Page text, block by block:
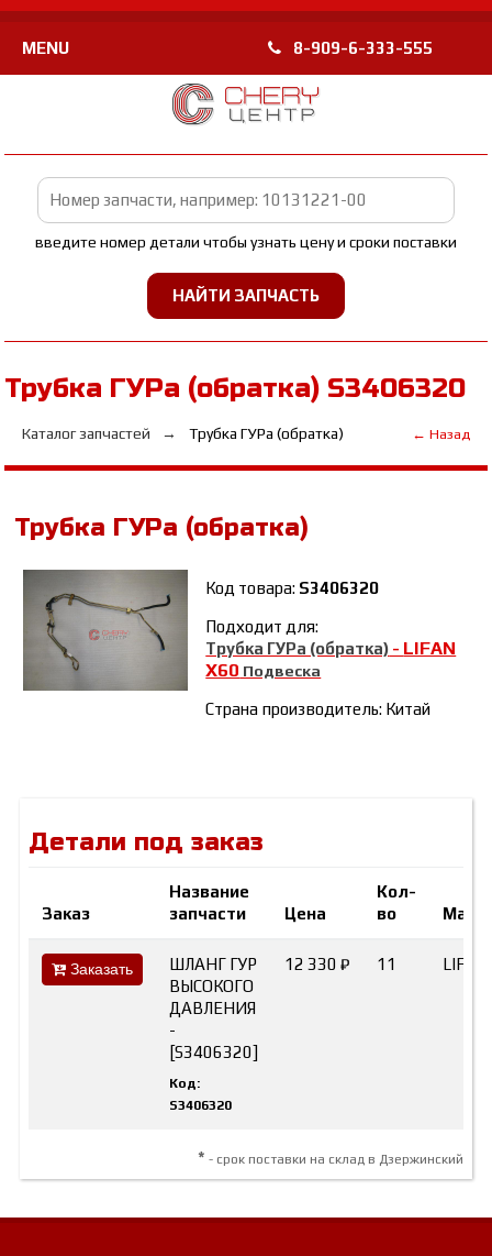
MENU 8-909-6-333-555
введите номер детали чтобы узнать цену и сроки поставки
Трубка ГУРа (обратка) S3406320
Каталог запчастей Трубка ГУРа (обратка) ← Назад
Трубка ГУРа (обратка)
Код товара: S3406320
Подходит для:
Трубка ГУРа (обратка) - LIFAN
Х60 Подвеска
Страна производитель: Китай
Детали под заказ
Заказ
Название
запчасти
Цена
Кол-
во
Заказать
ШЛАНГ ГУР
ВЫСОКОГО
ДАВЛЕНИЯ
-
[S3406320]
Код:
S3406320
12 330 ₽ 11 LIFAN
* - срок поставки на склад в Дзержинский